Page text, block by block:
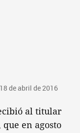
de abril de 2016
al titular
en agosto